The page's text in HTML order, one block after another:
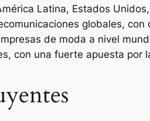
Latina, Estados
globales,
de moda a nivel
con una fuerte apuesta por